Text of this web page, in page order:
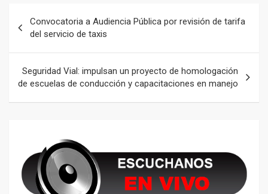
de
entradas
Convocatoria a Audiencia Pública por revisión de tarifa
del servicio de taxis
Seguridad Vial: impulsan un proyecto de homologación
de escuelas de conducción y capacitaciones en manejo